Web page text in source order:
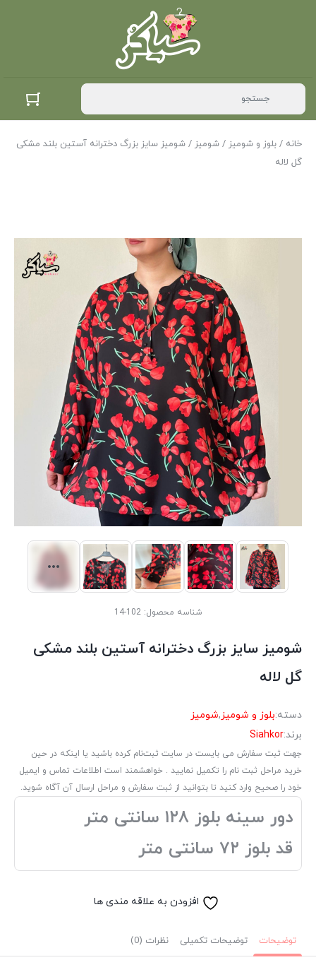
خانه / بلوز و شومیز / شومیز / شومیز سایز بزرگ دخترانه آستین بلند مشکی
گل لاله
شناسه محصول:102-14
شومیز سایز بزرگ دخترانه آستین بلند مشکی
گل لاله
دسته:بلوز و شومیز,شومیز
برند:Siahkor
جهت ثبت سفارش می بایست در سایت ثبت‌نام کرده باشید یا اینکه در حین
خرید مراحل ثبت نام را تکمیل نمایید . خواهشمند است اطلاعات تماس و ایمیل
خود را صحیح وارد کنید تا بتوانید از ثبت سفارش و مراحل ارسال آن آگاه شوید.
دور سینه بلوز ۱۲۸ سانتی متر
قد بلوز ۷۲ سانتی متر
افزودن به علاقه مندی ها
توضیحات توضیحات تکمیلی نظرات (0)